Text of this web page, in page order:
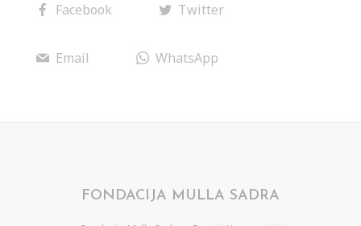
Facebook Twitter
Email WhatsApp
FONDACIJA MULLA SADRA